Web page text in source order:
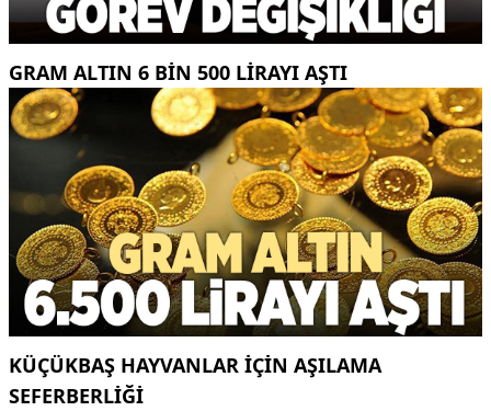
GRAM ALTIN 6 BIN 500 LIRAYI AŞTI
KÜÇÜKBAŞ HAYVANLAR İÇİN AŞILAMA
SEFERBERLİĞİ